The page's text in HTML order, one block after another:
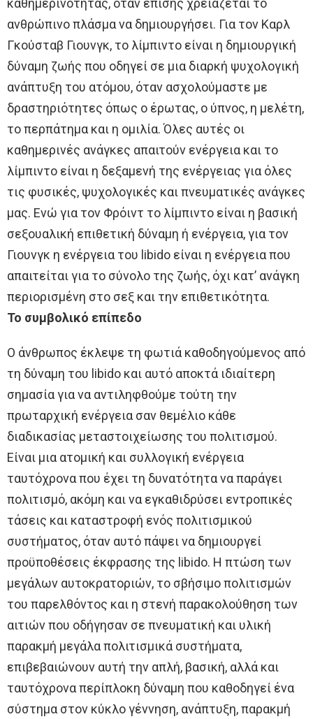
καθημερινότητας, όταν επίσης χρειάζεται το
ανθρώπινο πλάσμα να δημιουργήσει. Για τον Καρλ
Γκούσταβ Γιουνγκ, το λίμπιντο είναι η δημιουργική
δύναμη ζωής που οδηγεί σε μια διαρκή ψυχολογική
ανάπτυξη του ατόμου, όταν ασχολούμαστε με
δραστηριότητες όπως ο έρωτας, ο ύπνος, η μελέτη,
το περπάτημα και η ομιλία. Όλες αυτές οι
καθημερινές ανάγκες απαιτούν ενέργεια και το
λίμπιντο είναι η δεξαμενή της ενέργειας για όλες
τις φυσικές, ψυχολογικές και πνευματικές ανάγκες
μας. Ενώ για τον Φρόιντ το λίμπιντο είναι η βασική
σεξουαλική επιθετική δύναμη ή ενέργεια, για τον
Γιουνγκ η ενέργεια του libido είναι η ενέργεια που
απαιτείται για το σύνολο της ζωής, όχι κατ’ ανάγκη
περιορισμένη στο σεξ και την επιθετικότητα.
Το συμβολικό επίπεδο
Ο άνθρωπος έκλεψε τη φωτιά καθοδηγούμενος από
τη δύναμη του libido και αυτό αποκτά ιδιαίτερη
σημασία για να αντιληφθούμε τούτη την
πρωταρχική ενέργεια σαν θεμέλιο κάθε
διαδικασίας μεταστοιχείωσης του πολιτισμού.
Είναι μια ατομική και συλλογική ενέργεια
ταυτόχρονα που έχει τη δυνατότητα να παράγει
πολιτισμό, ακόμη και να εγκαθιδρύσει εντροπικές
τάσεις και καταστροφή ενός πολιτισμικού
συστήματος, όταν αυτό πάψει να δημιουργεί
προϋποθέσεις έκφρασης της libido. Η πτώση των
μεγάλων αυτοκρατοριών, το σβήσιμο πολιτισμών
του παρελθόντος και η στενή παρακολούθηση των
αιτιών που οδήγησαν σε πνευματική και υλική
παρακμή μεγάλα πολιτισμικά συστήματα,
επιβεβαιώνουν αυτή την απλή, βασική, αλλά και
ταυτόχρονα περίπλοκη δύναμη που καθοδηγεί ένα
σύστημα στον κύκλο γέννηση, ανάπτυξη, παρακμή